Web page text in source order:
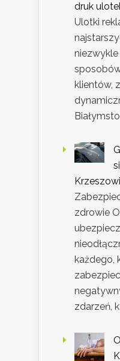
druk
Ulotki
klientów,
zdrowie
każdego,
zdarzeń,